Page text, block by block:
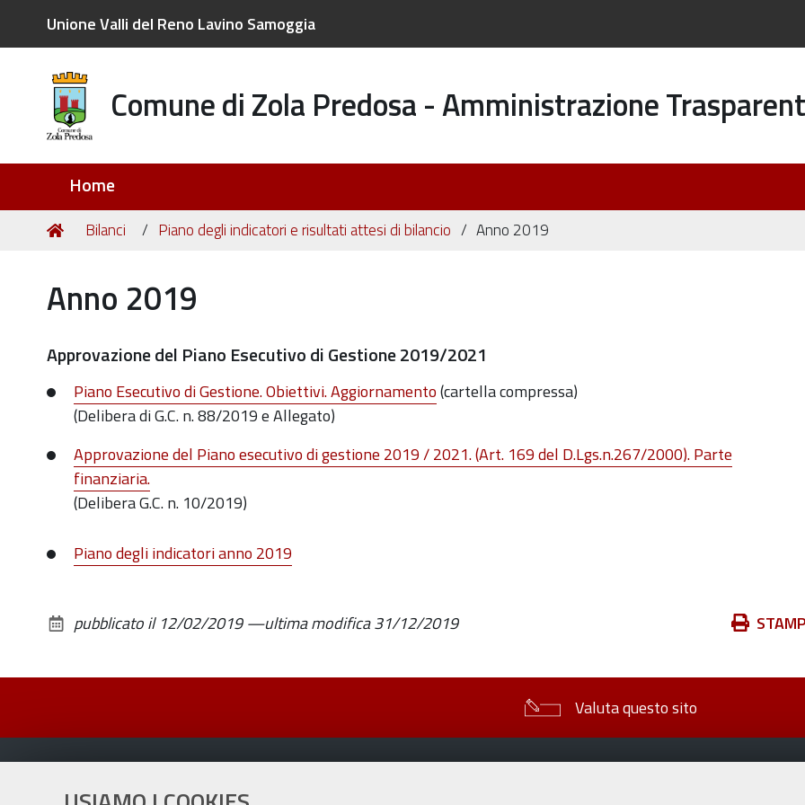
Unione Valli del Reno Lavino Samoggia
Comune di Zola Predosa - Amministrazione
Home
Tu
Home
Bilanci Piano degli indicatori e risultati attesi di bilancio Anno 2019
Anno 2019
Approvazione del Piano Esecutivo di Gestione 2019/2021
Piano Esecutivo di Gestione. Obiettivi. Aggiornamento(cartella compressa)
(Delibera di G.C. n. 88/2019 e Allegato)
Approvazione del Piano esecutivo di gestione 2019 / 2021. (Art. 169 del D.Lgs.n.267/2000). Parte
finanziaria.
(Delibera G.C. n. 10/2019)
Piano degli indicatori anno 2019
Azioni
pubblicato il 12/02/2019—ultima modifica31/12/2019
Valuta questo sito